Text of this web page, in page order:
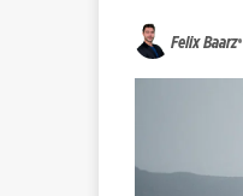
Felix Baarz•